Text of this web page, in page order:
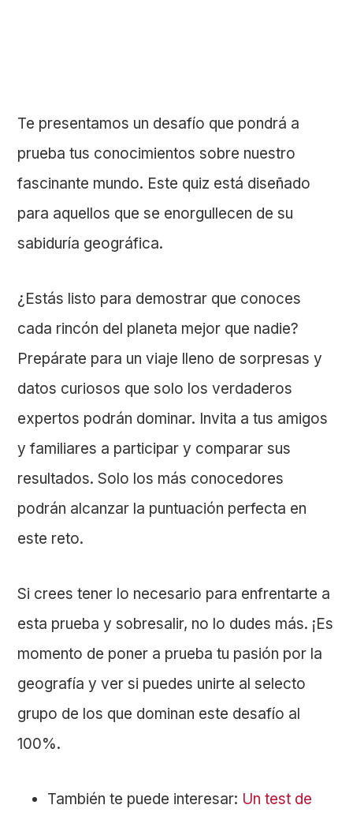
Te presentamos un desafío que pondrá a
prueba tus conocimientos sobre nuestro
fascinante mundo. Este quiz está diseñado
para aquellos que se enorgullecen de su
sabiduría geográfica.
¿Estás listo para demostrar que conoces
cada rincón del planeta mejor que nadie?
Prepárate para un viaje lleno de sorpresas y
datos curiosos que solo los verdaderos
expertos podrán dominar. Invita a tus amigos
y familiares a participar y comparar sus
resultados. Solo los más conocedores
podrán alcanzar la puntuación perfecta en
este reto.
Si crees tener lo necesario para enfrentarte a
esta prueba y sobresalir, no lo dudes más. ¡Es
momento de poner a prueba tu pasión por la
geografía y ver si puedes unirte al selecto
grupo de los que dominan este desafío al
100%.
También te puede interesar: Un test de